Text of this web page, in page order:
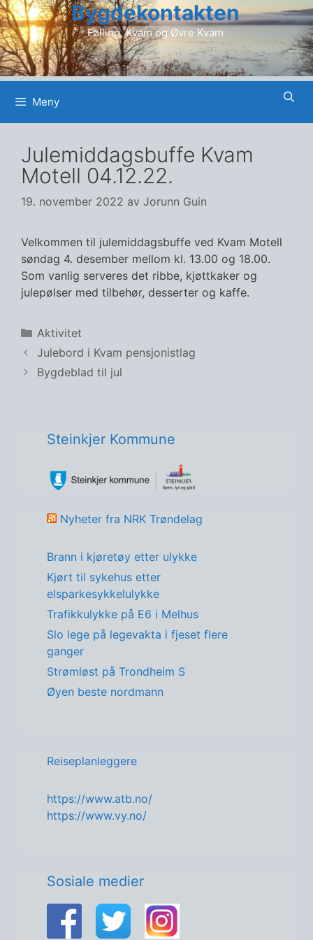
Hopp
til
innhold
Bygdekontakten
Følling, Kvam og Øvre Kvam
Meny
Julemiddagsbuffe Kvam
Motell 04.12.22.
19. november 2022 av Jorunn Guin
Velkommen til julemiddagsbuffe ved Kvam Motell
søndag 4. desember mellom kl. 13.00 og 18.00.
Som vanlig serveres det ribbe, kjøttkaker og
julepølser med tilbehør, desserter og kaffe.
Kategorier
Aktivitet
Julebord i Kvam pensjonistlag
Bygdeblad til jul
Steinkjer Kommune
Nyheter fra NRK Trøndelag
Brann i kjøretøy etter ulykke
Kjørt til sykehus etter
elsparkesykkelulykke
Trafikkulykke på E6 i Melhus
Slo lege på legevakta i fjeset flere
ganger
Strømløst på Trondheim S
Øyen beste nordmann
Reiseplanleggere
https://www.atb.no/
https://www.vy.no/
Sosiale medier